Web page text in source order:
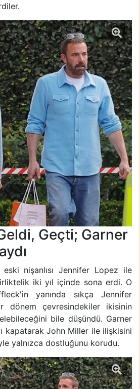
Geçti; Garner
nişanlısı Jennifer Lopez ile
iki yıl içinde sona erdi. O
yanında sıkça Jennifer
dönem çevresindekiler ikisinin
bile düşündü. Garner
kapatarak John Miller ile ilişkisini
yalnızca dostluğunu korudu.